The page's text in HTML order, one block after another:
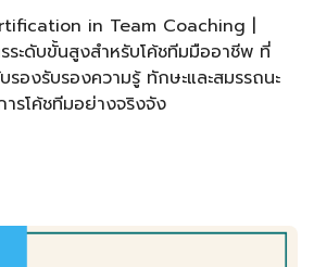
in Team Coaching |
ระดับขั้นสูงสำหรับโค้ชทีมมืออาชีพ ที่
องรับรองความรู้ ทักษะและสมรรถนะ
รโค้ชทีมอย่างจริงจัง